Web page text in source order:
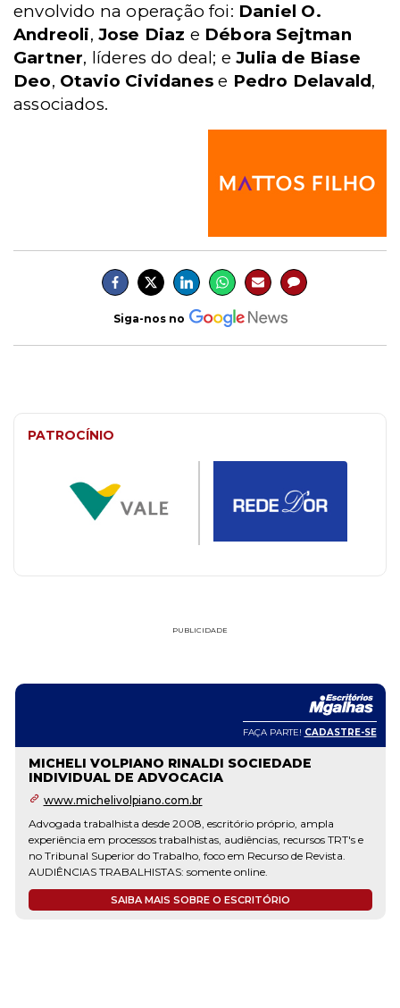
envolvido na operação foi: Daniel O.
Andreoli, Jose Diaz e Débora Sejtman
Gartner, líderes do deal; eJulia de Biase
Deo, Otavio Cividanese Pedro Delavald,
associados.
Siga-nos no
PATROCÍNIO
PUBLICIDADE
FAÇA PARTE! CADASTRE-SE
MICHELI VOLPIANO RINALDI SOCIEDADE
INDIVIDUAL DE ADVOCACIA
www.michelivolpiano.com.br
Advogada trabalhista desde 2008, escritório próprio, ampla
experiência em processos trabalhistas, audiências, recursos TRT's e
no Tribunal Superior do Trabalho, foco em Recurso de Revista.
AUDIÊNCIAS TRABALHISTAS: somente online.
SAIBA MAIS SOBRE O ESCRITÓRIO